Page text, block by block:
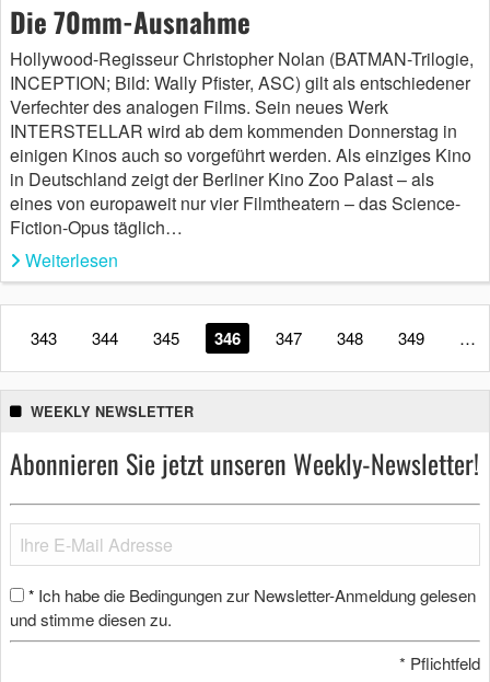
Die 70mm-Ausnahme
Hollywood-Regisseur Christopher Nolan (BATMAN-Trilogie,
INCEPTION; Bild: Wally Pfister, ASC) gilt als entschiedener
Verfechter des analogen Films. Sein neues Werk
INTERSTELLAR wird ab dem kommenden Donnerstag in
einigen Kinos auch so vorgeführt werden. Als einziges Kino
in Deutschland zeigt der Berliner Kino Zoo Palast – als
eines von europaweit nur vier Filmtheatern – das Science-
Fiction-Opus täglich…
Weiterlesen
343 344 345 346 347 348 349 …
WEEKLY NEWSLETTER
Abonnieren Sie jetzt unseren Weekly-Newsletter!
* Ich habe die Bedingungen zur Newsletter-Anmeldung gelesen
und stimme diesen zu.
* Pflichtfeld